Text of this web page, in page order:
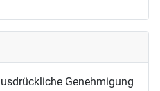
Genehmigung